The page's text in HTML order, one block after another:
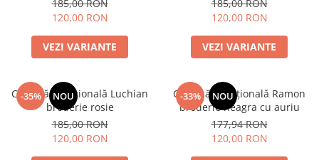
185,00 RON
120,00 RON
VEZI VARIANTE
185,00 RON
120,00 RON
VEZI VARIANTE
-35% NOU
Cămașă tradițională Luchian
broderie rosie
185,00 RON
120,00 RON
-33% NOU
Cămașă tradițională Ramon
broderie neagra cu auriu
177,94 RON
120,00 RON